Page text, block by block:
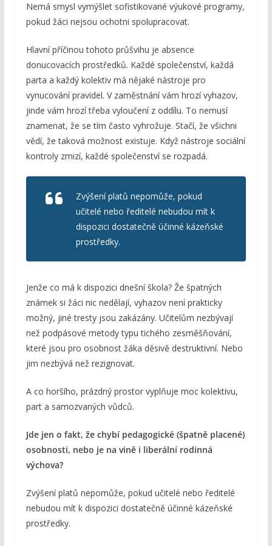
Nemá smysl vymýšlet sofistikované výukové programy,
pokud žáci nejsou ochotni spolupracovat.
Hlavní příčinou tohoto průšvihu je absence
donucovacích prostředků. Každé společenství, každá
parta a každý kolektiv má nějaké nástroje pro
vynucování pravidel. V zaměstnání vám hrozí vyhazov,
jinde vám hrozí třeba vyloučení z oddílu. To nemusí
znamenat, že se tím často vyhrožuje. Stačí, že všichni
vědí, že taková možnost existuje. Když nástroje sociální
kontroly zmizí, každé společenství se rozpadá.
Zvýšení platů nepomůže, pokud
učitelé nebo ředitelé nebudou mít k
dispozici dostatečně účinné kázeňské
prostředky.
Jenže co má k dispozici dnešní škola? Že špatných
známek si žáci nic nedělají, vyhazov není prakticky
možný, jiné tresty jsou zakázány. Učitelům nezbývají
než podpásové metody typu tichého zesměšňování,
které jsou pro osobnost žáka děsivě destruktivní. Nebo
jim nezbývá než rezignovat.
A co horšího, prázdný prostor vyplňuje moc kolektivu,
part a samozvaných vůdců.
Jde jen o fakt, že chybí pedagogické (špatně placené)
osobnosti, nebo je na vině i liberální rodinná
výchova?
Zvýšení platů nepomůže, pokud učitelé nebo ředitelé
nebudou mít k dispozici dostatečně účinné kázeňské
prostředky.